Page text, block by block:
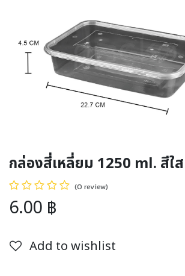
กล่องสี่เหลี่ยม 1250 ml. สีใส
(0 review)
6.00 ฿
Add to wishlist